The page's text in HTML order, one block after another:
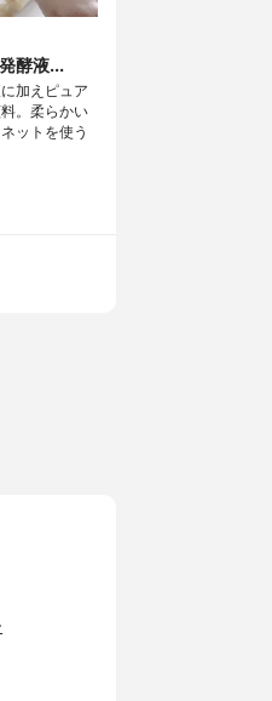
酵液...
加えピュア
。柔らかい
ットを使う